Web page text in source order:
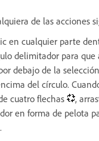
de las acciones
en cualquier parte
delimitador para que
debajo de la
del círculo.
cuatro flechas
,
en forma de pelota